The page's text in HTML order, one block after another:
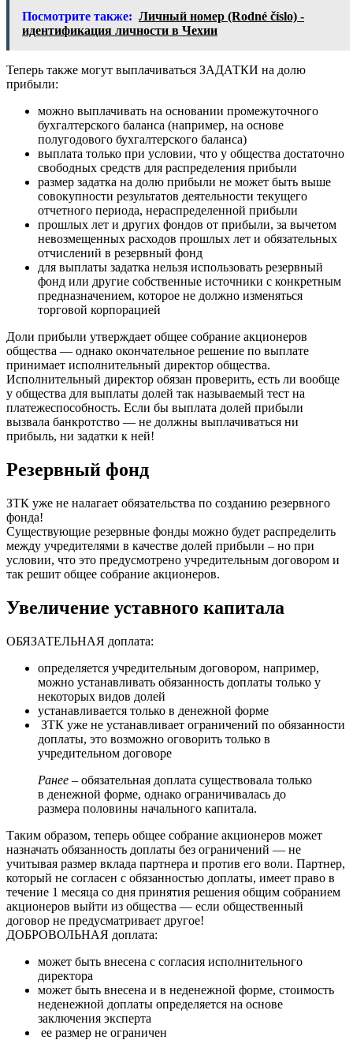
Посмотрите также: Личный номер (Rodné číslo) -
идентификация личности в Чехии
Теперь также могут выплачиваться ЗАДАТКИ на долю
прибыли:
можно выплачивать на основании промежуточного
бухгалтерского баланса (например, на основе
полугодового бухгалтерского баланса)
выплата только при условии, что у общества достаточно
свободных средств для распределения прибыли
размер задатка на долю прибыли не может быть выше
совокупности результатов деятельности текущего
отчетного периода, нераспределенной прибыли
прошлых лет и других фондов от прибыли, за вычетом
невозмещенных расходов прошлых лет и обязательных
отчислений в резервный фонд
для выплаты задатка нельзя использовать резервный
фонд или другие собственные источники с конкретным
предназначением, которое не должно изменяться
торговой корпорацией
Доли прибыли утверждает общее собрание акционеров
общества — однако окончательное решение по выплате
принимает исполнительный директор общества.
Исполнительный директор обязан проверить, есть ли вообще
у общества для выплаты долей так называемый тест на
платежеспособность. Если бы выплата долей прибыли
вызвала банкротство — не должны выплачиваться ни
прибыль, ни задатки к ней!
Резервный фонд
ЗТК уже не налагает обязательства по созданию резервного
фонда!
Существующие резервные фонды можно будет распределить
между учредителями в качестве долей прибыли – но при
условии, что это предусмотрено учредительным договором и
так решит общее собрание акционеров.
Увеличение уставного капитала
ОБЯЗАТЕЛЬНАЯ доплата:
определяется учредительным договором, например,
можно устанавливать обязанность доплаты только у
некоторых видов долей
устанавливается только в денежной форме
ЗТК уже не устанавливает ограничений по обязанности
доплаты, это возможно оговорить только в
учредительном договоре
Ранее – обязательная доплата существовала только
в денежной форме, однако ограничивалась до
размера половины начального капитала.
Таким образом, теперь общее собрание акционеров может
назначать обязанность доплаты без ограничений — не
учитывая размер вклада партнера и против его воли. Партнер,
который не согласен с обязанностью доплаты, имеет право в
течение 1 месяца со дня принятия решения общим собранием
акционеров выйти из общества — если общественный
договор не предусматривает другое!
ДОБРОВОЛЬНАЯ доплата:
может быть внесена с согласия исполнительного
директора
может быть внесена и в неденежной форме, стоимость
неденежной доплаты определяется на основе
заключения эксперта
ее размер не ограничен